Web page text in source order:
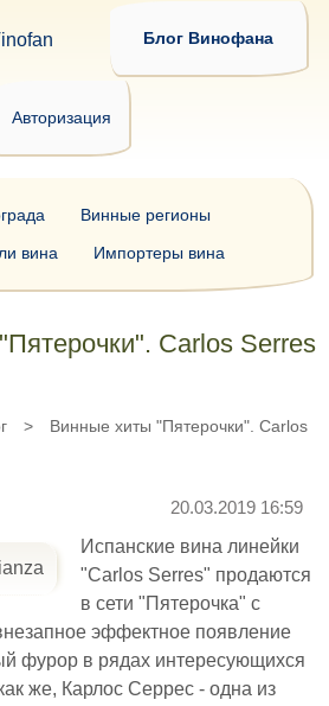
Блог Винофана
Авторизация
Carlos Serres
>
Винные хиты "Пятерочки". Carlos
20.03.2019 16:59
Испанские вина линейки
"Carlos Serres" продаются
в сети "Пятерочка" с
эффектное появление
фурор в рядах интересующихся
же, Карлос Серрес - одна из
Винные регионы
вина
Импортеры вина